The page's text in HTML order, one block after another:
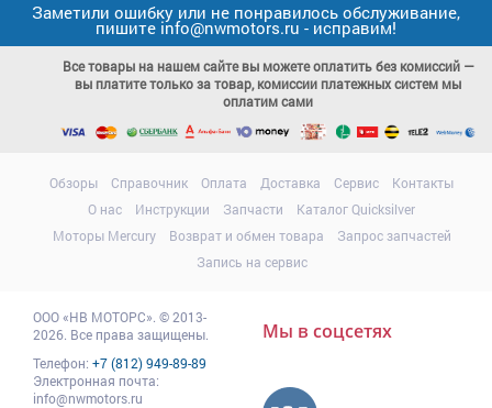
Заметили ошибку или не понравилось обслуживание,
пишите info@nwmotors.ru - исправим!
Все товары на нашем сайте вы можете оплатить без комиссий —
вы платите только за товар, комиссии платежных систем мы
оплатим сами
Обзоры Справочник Оплата Доставка Сервис
Контакты
О нас
Инструкции Запчасти
Каталог Quicksilver
Моторы Mercury
Возврат и обмен товара
Запрос запчастей
Запись на сервис
ООО«НВ МОТОРС» © 2013-
2026. Все права защищены.
Телефон: +7 (812) 949-89-89
Электронная почта:
info@nwmotors.ru
Мы в соцсетях